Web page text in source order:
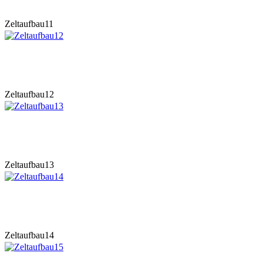
Zeltaufbau11
Zeltaufbau12
Zeltaufbau13
Zeltaufbau14